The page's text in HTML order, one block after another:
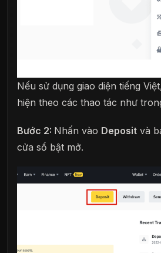
Nếu sử dụng giao diện tiếng
hiện theo các thao tác như
Bước 2: Nhấn vào Deposit và
cửa sổ bật mở.